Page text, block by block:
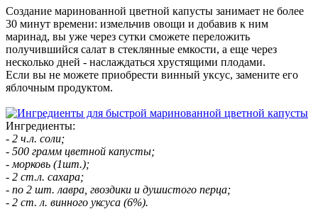
Создание маринованной цветной капусты занимает не более
30 минут времени: измельчив овощи и добавив к ним
маринад, вы уже через сутки сможете переложить
получившийся салат в стеклянные емкости, а еще через
несколько дней - наслаждаться хрустящими плодами.
Если вы не можете приобрести винный уксус, замените его
яблочным продуктом.
Ингредиенты:
- 2 ч.л. соли;
- 500 грамм цветной капусты;
- морковь (1шт.);
- 2 ст.л. сахара;
- по 2 шт. лавра, гвоздики и душистого перца;
- 2 ст. л. винного уксуса (6%).